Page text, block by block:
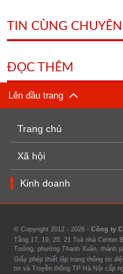
TIN CÙNG
ĐỌC THÊM
Lên đầu trang
Trang chủ
Xã hội
Kinh doanh
© Copyright 2012 - 2026 - Công ty
Tầng 17, 19, 20, 21 Toà nhà Center
Tưởng, phường Thanh Xuân, thành
Giấy phép thiết lập trang thông tin
tin và Truyền thông TP Hà Nội cấp